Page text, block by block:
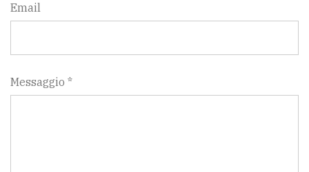
Email
Messaggio *